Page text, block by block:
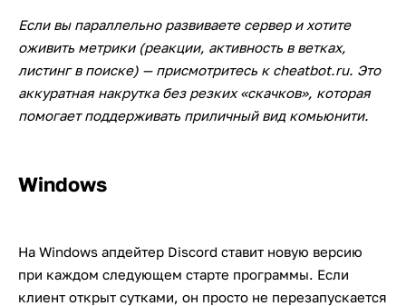
Если вы параллельно развиваете сервер и хотите
оживить метрики (реакции, активность в ветках,
листинг в поиске) — присмотритесь к cheatbot.ru. Это
аккуратная накрутка без резких «скачков», которая
помогает поддерживать приличный вид комьюнити.
Windows
На Windows апдейтер Discord ставит новую версию
при каждом следующем старте программы. Если
клиент открыт сутками, он просто не перезапускается